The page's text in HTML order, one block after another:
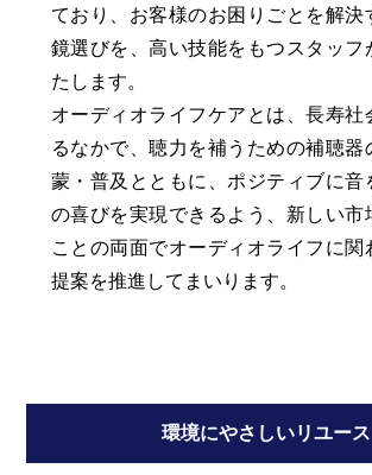
ており、お客様のお困りごとを解決
鏡選びを、高い技能をもつスタッフ
たします。
オーディオライフケアとは、長寿社
るなかで、聴力を補うための補聴器
蒙・普及とともに、ポジティブに音
の喜びを実現できるよう、新しい市
ことの両面でオーディオライフに関
提案を推進してまいります。
環境にやさしいリユース